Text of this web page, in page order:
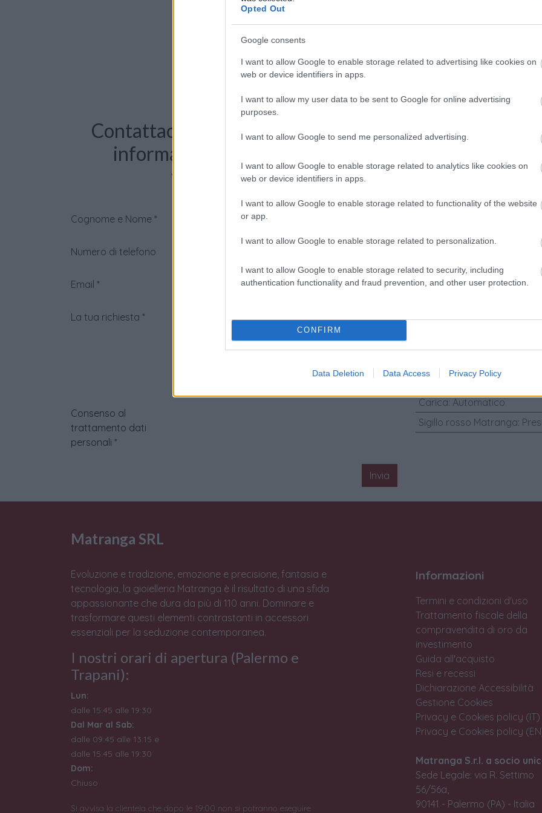
Opted Out
Google consents
I want to allow Google to enable storage related to advertising like cookies on
web or device identifiers in apps.
I want to allow my user data to be sent to Google for online advertising
purposes.
I want to allow Google to send me personalized advertising.
I want to allow Google to enable storage related to analytics like cookies on
web or device identifiers in apps.
I want to allow Google to enable storage related to functionality of the website
or app.
I want to allow Google to enable storage related to personalization.
I want to allow Google to enable storage related to security, including
authentication functionality and fraud prevention, and other user protection.
CONFIRM
Data Deletion Data Access Privacy Policy
Contattaci per richiedere maggiori
informazioni o prenotare una
videochiamata:
Cognome e Nome *
Numero di telefono
Email *
La tua richiesta *
Consenso al
trattamento dati
personali *
Invia
Gold, Rolex
Marca:Rolex
Referenza:69238
Oro
Materiali Cassa :Oro giallo
Anno:1992
Carica: Automatico
Sigillo rosso Matranga:
Matranga SRL
Evoluzione e tradizione, emozione e precisione, fantasia e
tecnologia, la gioielleria Matranga è il risultato di una sfida
appassionante che dura da più di 110 anni. Dominare e
trasformare questi elementi contrastanti in accessori
essenziali per la seduzione contemporanea.
I nostri orari di apertura (Palermo e
Trapani):
Lun:
dalle 15:45 alle 19:30
Dal Mar al Sab:
dalle 09:45 alle 13:15 e
dalle 15:45 alle 19:30
Dom:
Chiuso
Si avvisa la clientela che dopo le 19:00 non si potranno eseguire
Informazioni
Termini e condizioni d'uso
Trattamento fiscale della
compravendita di oro da
investimento
Guida all'acquisto
Resi e recessi
Dichiarazione Accessibilità
Gestione Cookies
Privacy e Cookies policy (IT)
Privacy e Cookies policy
Matranga S.r.l. a socio
Sede Legale: via R. Settimo
56/56a,
90141 - Palermo (PA) - Italia